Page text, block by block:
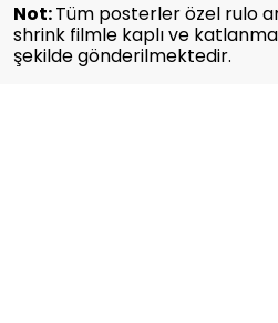
Not:Tüm posterler özel rulo
shrink filmle kaplı ve
şekilde gönderilmektedir.